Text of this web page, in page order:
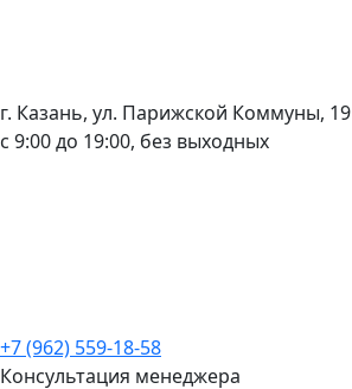
г. Казань, ул. Парижской Коммуны, 19
с 9:00 до 19:00, без выходных
+7 (962) 559-18-58
Консультация менеджера